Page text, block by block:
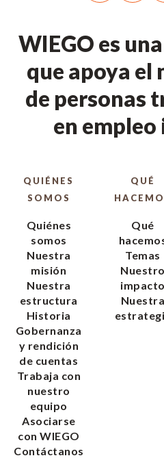
WIEGO es
que apoya
de personas
en
QUIÉNES
SOMOS
Quiénes
somos
Nuestra
misión
Nuestra
estructura
Historia
Gobernanza
y rendición
de cuentas
Trabaja con
nuestro
equipo
Asociarse
con WIEGO
Contáctanos
QUÉ
Qué
Temas
Nuestro
impacto
Nuestra